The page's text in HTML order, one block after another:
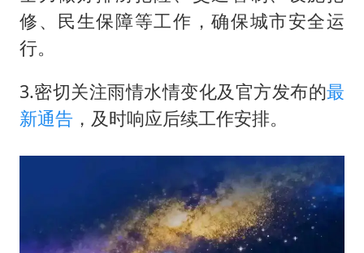
修、民生保障等工作，确保城市安全运
行。
3.密切关注雨情水情变化及官方发布的最
新通告 ，及时响应后续工作安排。